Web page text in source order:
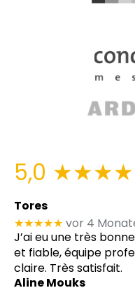
5,0
Tores
★★★★★ vor 4
J’ai eu une très
et fiable, équipe
claire. Très satisfait.
Aline Mouks